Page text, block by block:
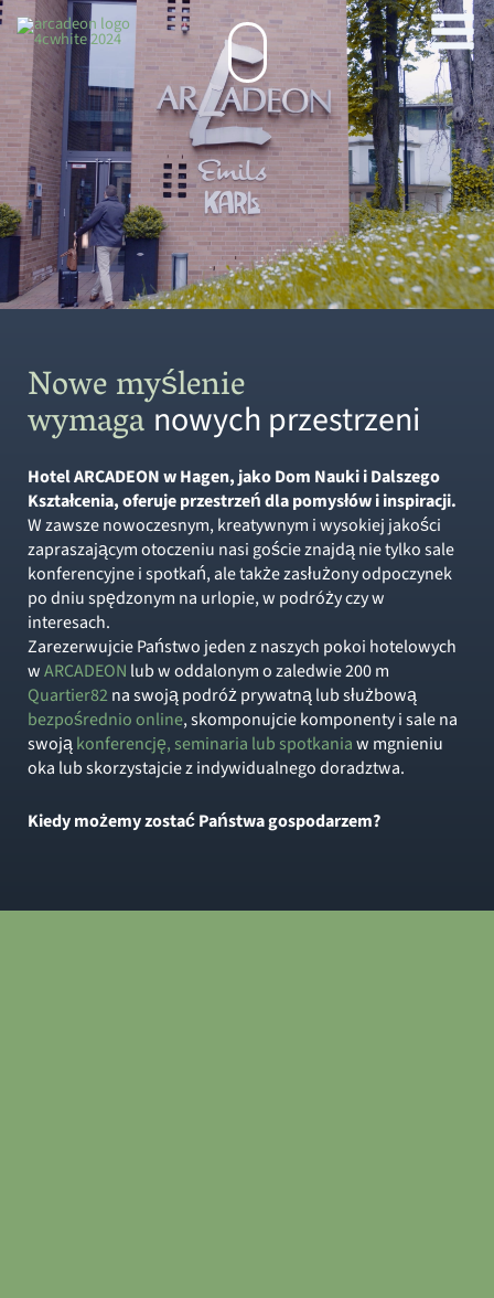
treści
Przejdź
Nowe myślenie
wymaga nowych przestrzeni
Hotel ARCADEON w Hagen, jako Dom Nauki i Dalszego
Kształcenia, oferuje przestrzeń dla pomysłów i inspiracji.
W zawsze nowoczesnym, kreatywnym i wysokiej jakości
zapraszającym otoczeniu nasi goście znajdą nie tylko sale
konferencyjne i spotkań, ale także zasłużony odpoczynek
po dniu spędzonym na urlopie, w podróży czy w
interesach.
Zarezerwujcie Państwo jeden z naszych pokoi hotelowych
wARCADEON lub w oddalonym o zaledwie 200 m
Quartier82na swoją podróż prywatną lub służbową
bezpośrednio online, skomponujcie komponenty i sale na
swojąkonferencję, seminaria lub spotkaniaw mgnieniu
oka lub skorzystajcie z indywidualnego doradztwa.
Kiedy możemy zostać Państwa gospodarzem?